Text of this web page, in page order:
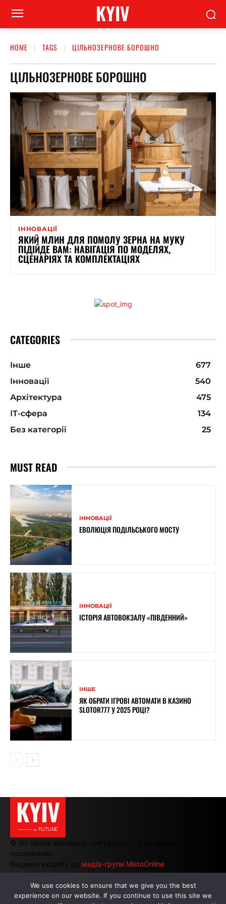
KYIV
HOME TAGS ЦІЛЬНОЗЕРНОВЕ БОРОШНО
ЦІЛЬНОЗЕРНОВЕ БОРОШНО
ІННОВАЦІЇ
ЯКИЙ МЛИН ДЛЯ ПОМОЛУ ЗЕРНА НА МУКУ
ПІДІЙДЕ ВАМ: НАВІГАЦІЯ ПО МОДЕЛЯХ,
СЦЕНАРІЯХ ТА КОМПЛЕКТАЦІЯХ
CATEGORIES
Інше
677
Інновації
540
Архітектура
475
ІТ-сфера
134
Без категорії
25
MUST READ
ІННОВАЦІЇ
ЕВОЛЮЦІЯ ПОДІЛЬСЬКОГО МОСТУ
ІННОВАЦІЇ
ІСТОРІЯ АВТОВОКЗАЛУ «ПІВДЕННИЙ»
ІНШЕ
ЯК ОБРАТИ ІГРОВІ АВТОМАТИ В КАЗИНО
SLOTOR777 У 2025 РОЦІ?
KYIV
———→ FUTURE
© Усі права захищено. Цитування — з активним
посиланням.
Видання входить до медіа-групи MistoOnline
АВТОРИ | РЕКЛАМА НА САЙТІ
We use cookies to ensure that we give you the best
experience on our website. If you continue to use this site we